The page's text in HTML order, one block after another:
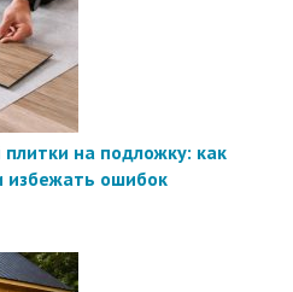
на подложку: как
избежать ошибок